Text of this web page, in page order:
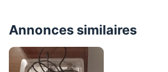
Annonces similaires